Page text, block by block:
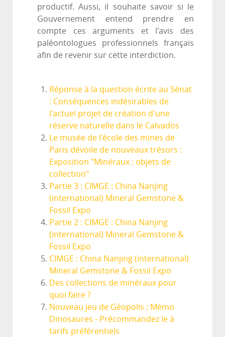
productif. Aussi, il souhaite savoir si le
Gouvernement entend prendre en
compte ces arguments et l'avis des
paléontologues professionnels français
afin de revenir sur cette interdiction.
Réponse à la question écrite au Sénat
: Conséquences indésirables de
l'actuel projet de création d'une
réserve naturelle dans le Calvados
Le musée de l'école des mines de
Paris dévoile de nouveaux trésors :
Exposition "Minéraux : objets de
collection"
Partie 3 : CIMGE : China Nanjing
(international) Mineral Gemstone &
Fossil Expo
Partie 2 : CIMGE : China Nanjing
(international) Mineral Gemstone &
Fossil Expo
CIMGE : China Nanjing (international)
Mineral Gemstone & Fossil Expo
Des collections de minéraux pour
quoi faire ?
Nouveau jeu de Géopolis : Mémo
Dinosaures - Précommandez le à
tarifs préférentiels